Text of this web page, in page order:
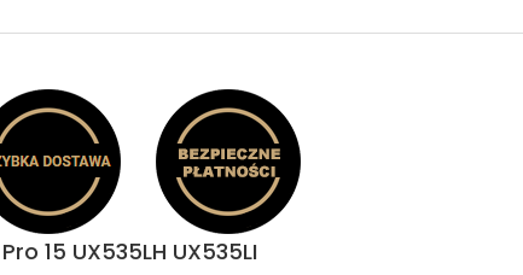
15 UX535LH UX535LI